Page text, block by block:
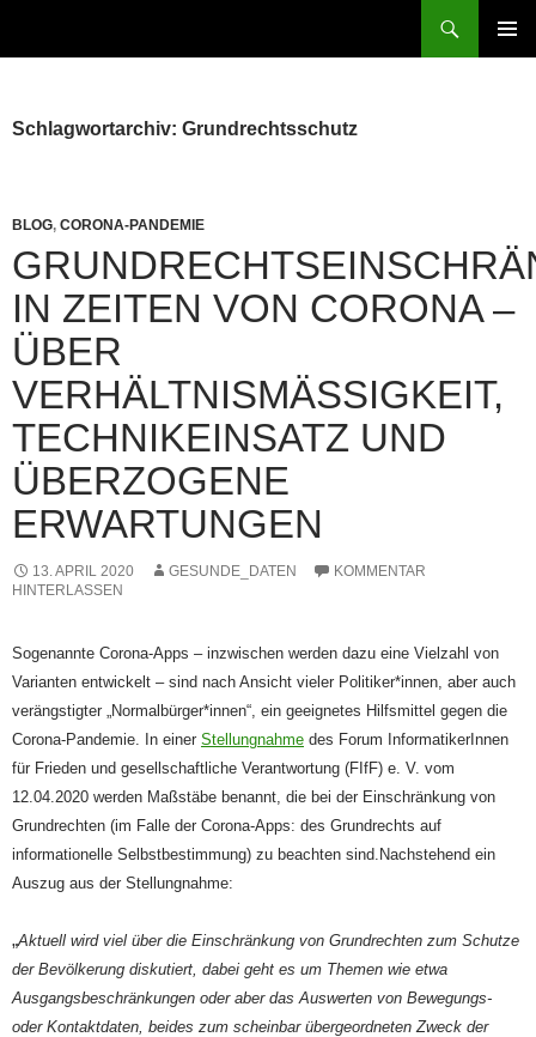
Schlagwortarchiv: Grundrechtsschutz
BLOG, CORONA-PANDEMIE
IN ZEITEN VON CORONA –
ÜBER
VERHÄLTNISMÄSSIGKEIT, T
ECHNIKEINSATZ UND Ü
BERZOGENE E
RWARTUNGEN
13. APRIL 2020 GESUNDE_DATEN
KOMMENTAR
HINTERLASSEN
Sogenannte Corona-Apps – inzwischen werden dazu eine Vielzahl von
Varianten entwickelt – sind nach Ansicht vieler Politiker*innen, aber auch
verängstigter „Normalbürger*innen“, ein geeignetes Hilfsmittel gegen die
Corona-Pandemie. In einer Stellungnahme des Forum InformatikerInnen
für Frieden und gesellschaftliche Verantwortung (FIfF) e. V. vom
12.04.2020 werden Maßstäbe benannt, die bei der Einschränkung von
Grundrechten (im Falle der Corona-Apps: des Grundrechts auf
informationelle Selbstbestimmung) zu beachten sind.Nachstehend ein
Auszug aus der Stellungnahme:
„Aktuell wird viel über die Einschränkung von Grundrechten zum Schutze
der Bevölkerung diskutiert, dabei geht es um Themen wie etwa
Ausgangsbeschränkungen oder aber das Auswerten von Bewegungs-
oder Kontaktdaten, beides zum scheinbar übergeordneten Zweck der